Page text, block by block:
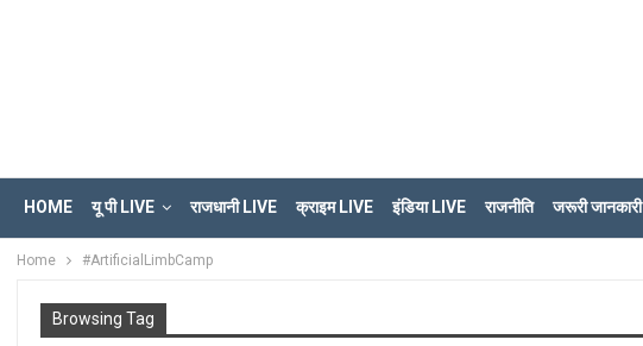
HOME यू पी LIVE राजधानी LIVE क्राइम LIVE इंडिया LIVE राजनीति जरूरी जानकारी
Home #ArtificialLimbCamp
Browsing Tag